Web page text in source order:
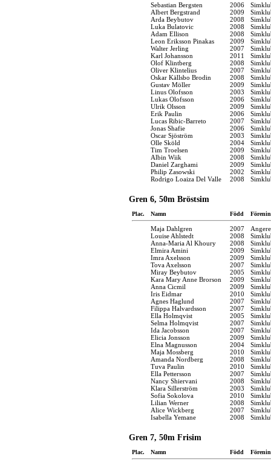
Sebastian Bergsten 2006
Albert Bergstrand
2009
Arda Beybutov
2008
Luka Bulatovic
2008
Adam Ellison
2008
Leon Eriksson Pinakas
2009
Walter Jerling
2007
Karl Johansson
2011
Olof Klintberg
2008
Oliver Klintelius
2007
Oskar Källsbo Brodin
2008
Gustav Möller
2009
Linus Olofsson
2003
Lukas Olofsson
2006
Ulrik Olsson
2009
Erik Paulin
2006
Lucas Ribic-Barreto
2007
Jonas Shafie
2006
Oscar Sjöström
2003
Olle Sköld
2004
Tim Troelsen
2009
Albin Wiik
2008
Daniel Zarghami
2009
Philip Zasowski
2002
Rodrigo Loaiza Del Valle
2008
Gren 6, 50m Bröstsim
Plac. Namn Född
Maja Dahlgren 2007
Louise Ahlstedt
2008
Anna-Maria Al Khoury
2008
Elmira Amini
2009
Imra Axelsson
2009
Tova Axelsson
2007
Miray Beybutov
2005
Kara Mary Anne Brorson
2009
Anna Cicmil
2009
Iris Eidmar
2010
Agnes Haglund
2007
Filippa Halvardsson
2007
Ella Holmqvist
2005
Selma Holmqvist
2007
Ida Jacobsson
2007
Elicia Jonsson
2009
Elna Magnusson
2004
Maja Mossberg
2010
Amanda Nordberg
2008
Tuva Paulin
2010
Ella Pettersson
2007
Nancy Shiervani
2008
Klara Sillerström
2003
Sofia Sokolova
2010
Lilian Werner
2008
Alice Wickberg
2007
Isabella Yemane
2008
Gren 7, 50m Frisim
Plac. Namn Född